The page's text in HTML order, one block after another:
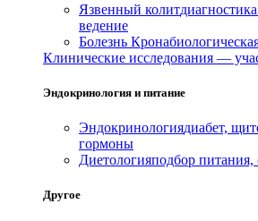
Язвенный колит
ведение
Болезнь Крона
Клинические исследования —
Эндокринология и питание
Эндокринологиядиабет,
гормоны
Диетологияподбор питания,
Другое